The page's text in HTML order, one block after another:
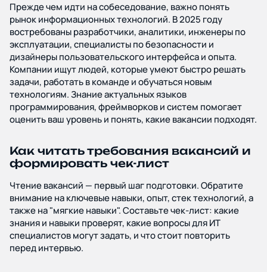
Прежде чем идти на собеседование, важно понять
рынок информационных технологий. В 2025 году
востребованы разработчики, аналитики, инженеры по
эксплуатации, специалисты по безопасности и
дизайнеры пользовательского интерфейса и опыта.
Компании ищут людей, которые умеют быстро решать
задачи, работать в команде и обучаться новым
технологиям. Знание актуальных языков
программирования, фреймворков и систем помогает
оценить ваш уровень и понять, какие вакансии подходят.
Как читать требования вакансий и
формировать чек-лист
Чтение вакансий — первый шаг подготовки. Обратите
внимание на ключевые навыки, опыт, стек технологий, а
также на "мягкие навыки". Составьте чек-лист: какие
знания и навыки проверят, какие вопросы для ИТ
специалистов могут задать, и что стоит повторить
перед интервью.